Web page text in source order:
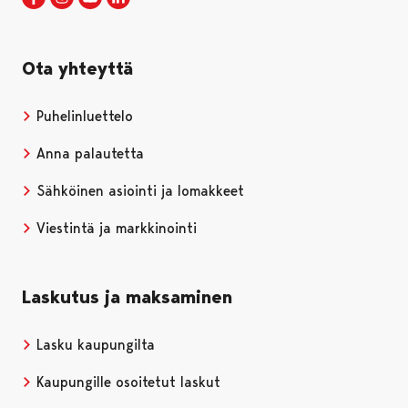
Ota yhteyttä
Puhelinluettelo
Anna palautetta
Sähköinen asiointi ja lomakkeet
Viestintä ja markkinointi
Laskutus ja maksaminen
Lasku kaupungilta
Kaupungille osoitetut laskut